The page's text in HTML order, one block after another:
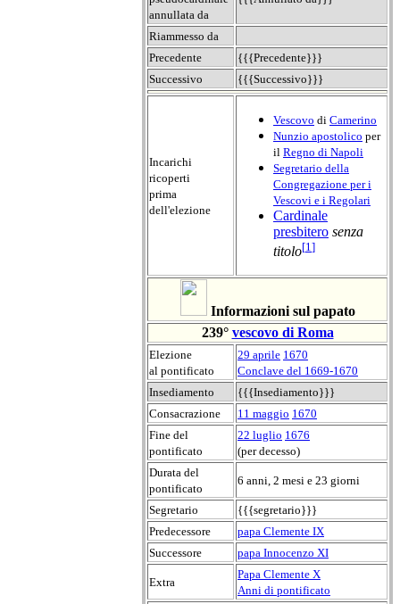
annullata da
Riammesso da
Precedente
{{{Precedente}}}
Successivo
{{{Successivo}}}
Incarichi
ricoperti
prima
dell'elezione
Vescovo di Camerino
Nunzio apostolico per
il Regno di Napoli
Segretario della
Congregazione per i
Vescovi e i Regolari
Cardinale
presbitero senza
titolo[1 ]
Informazioni sul papato
239° vescovo di Roma
Elezione
al pontificato
29 aprile 1670
Conclave del 1669-1670
Insediamento
{{{Insediamento}}}
Consacrazione
11 maggio 1670
Fine del
pontificato
22 luglio 1676
(per decesso)
Durata del
pontificato
6 anni, 2 mesi e 23 giorni
Segretario
{{{segretario}}}
Predecessore
papa Clemente IX
Successore
papa Innocenzo XI
Extra
Papa Clemente X
Anni di pontificato